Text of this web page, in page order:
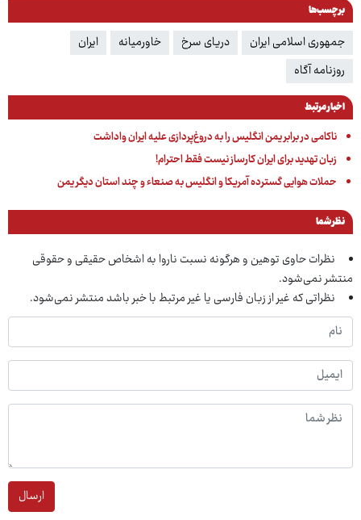
برچسب‌ها
جمهوری اسلامی ایران دریای سرخ خاورمیانه
ایران
روزنامه آگاه
اخبار مرتبط
ناکامی در برابر یمن انگلیس را به دروغ‌پردازی علیه ایران واداشت
زبان تهدید برای ایران کارساز نیست فقط احترام!
حملات هوایی گسترده آمریکا و انگلیس به صنعاء و چند استان دیگر یمن
نظر شما
نظرات حاوی توهین و هرگونه نسبت ناروا به اشخاص حقیقی و حقوقی
منتشر نمی‌شود.
نظراتی که غیر از زبان فارسی یا غیر مرتبط با خبر باشد منتشر نمی‌شود.
ارسال